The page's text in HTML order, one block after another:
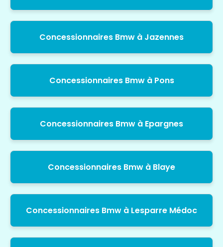
Concessionnaires Bmw à Jazennes
Concessionnaires Bmw à Pons
Concessionnaires Bmw à Epargnes
Concessionnaires Bmw à Blaye
Concessionnaires Bmw à Lesparre Médoc